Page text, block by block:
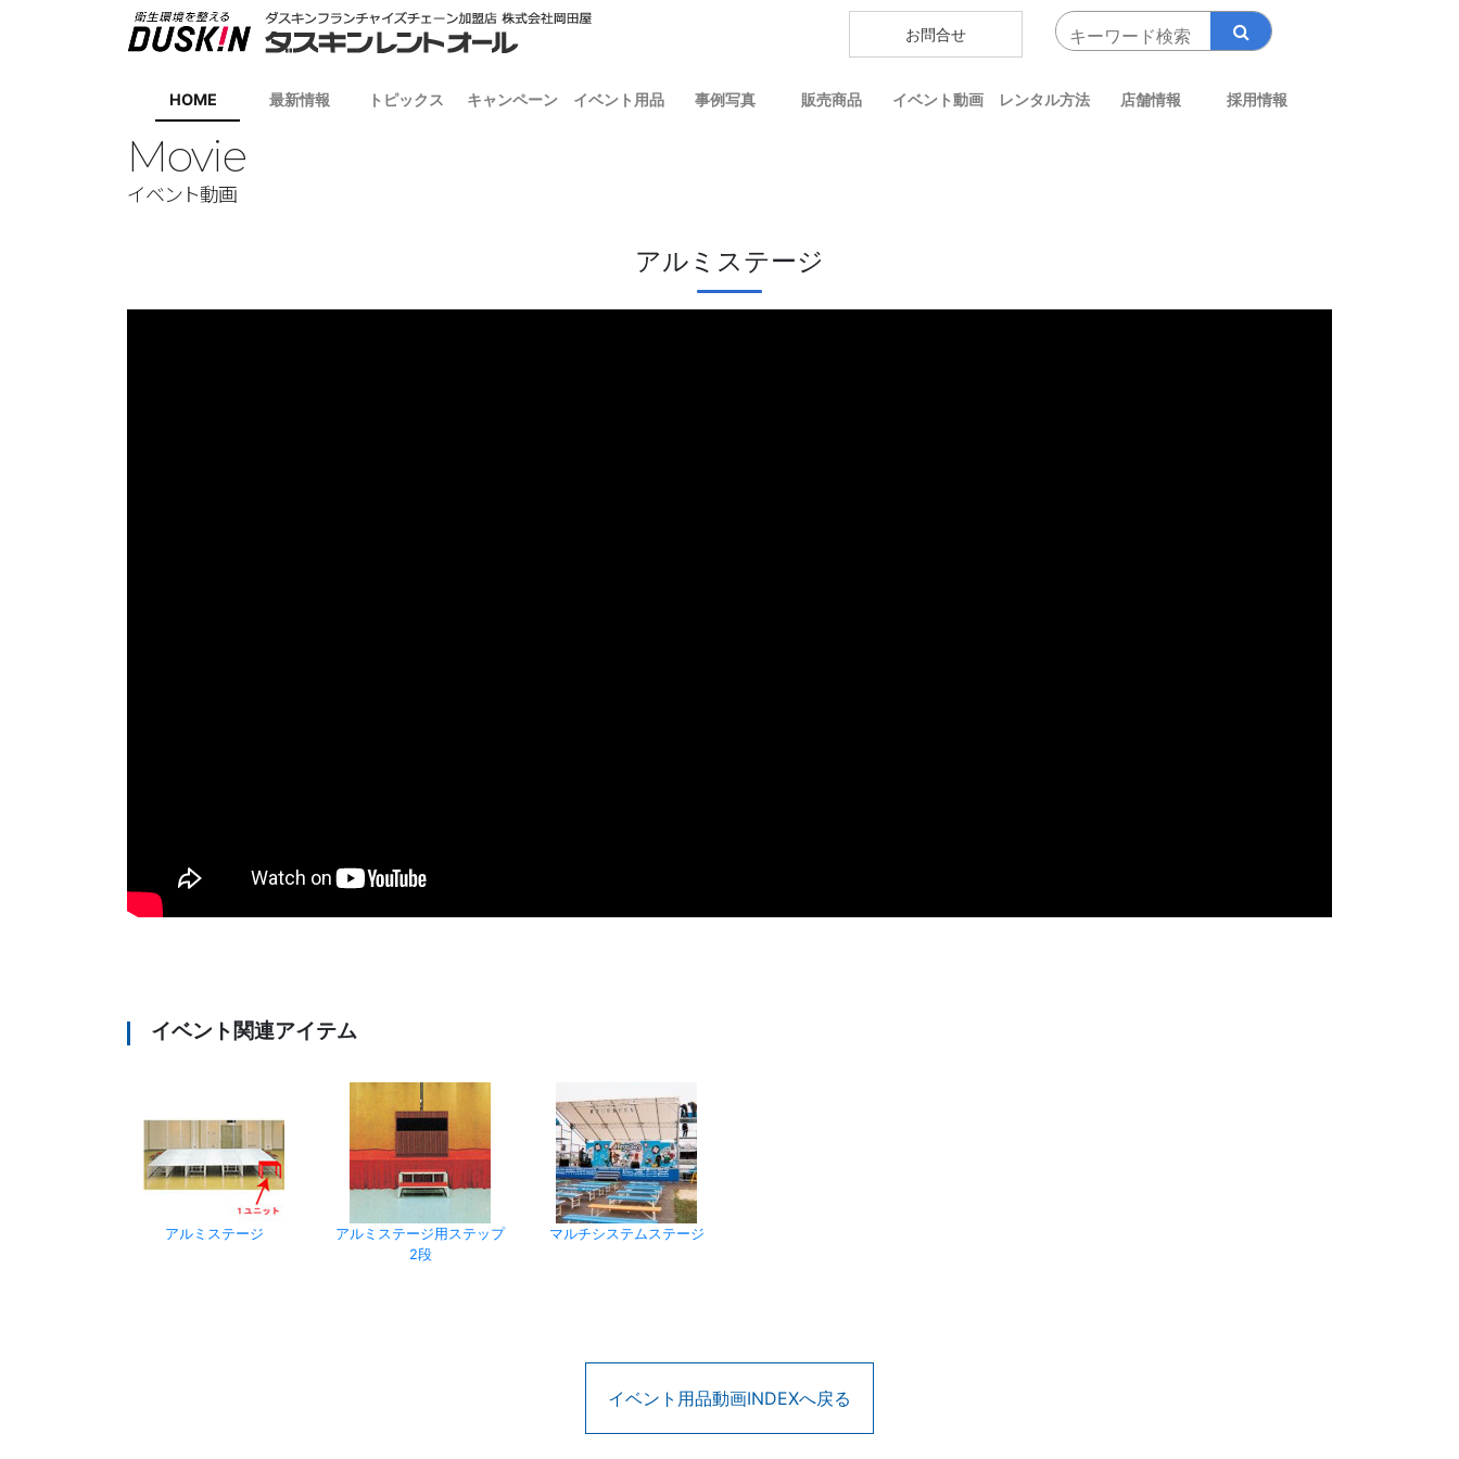
お問合せ
HOME 最新情報 トピックス キャンペーン イベント用品 事例写真 販売商品 イベント動画 レンタル方法 店舗情報 採用情報
Movie
イベント動画
アルミステージ
イベント関連アイテム
アルミステージ
アルミステージ用ステップ
2段
マルチシステムステージ
イベント用品動画INDEXへ戻る